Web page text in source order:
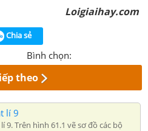
Loigiaihay.com
Chia sẻ
Bình chọn:
theo
lí 9
9. Trên hình 61.1 vẽ sơ đồ các bộ